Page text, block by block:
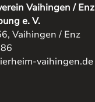
Vaihingen / Enz
e. V.
Vaihingen / Enz
vaihingen.de